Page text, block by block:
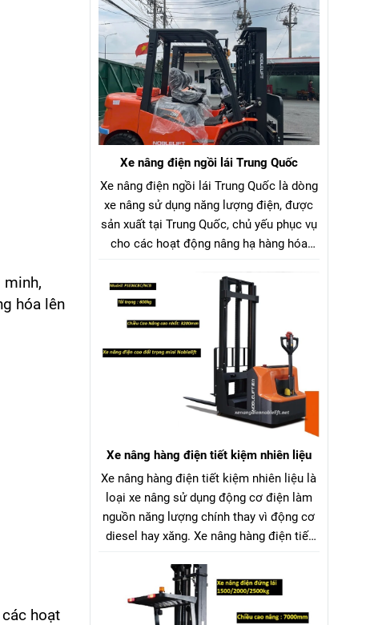
minh,
hóa lên
hoạt
máy, kho bãi, xưởng sản xuất. Với tải
trọng nâng phù hợp, xe có thể dễ dàng di
chuyển và nâng hạ nhiều loại hàng hóa
như pallet, vật liệu đóng kiện, thùng hàng,
v.v…
Xe nâng điện ngồi lái Trung Quốc
Xe nâng điện ngồi lái Trung Quốc là dòng
xe nâng sử dụng năng lượng điện, được
sản xuất tại Trung Quốc, chủ yếu phục vụ
cho các hoạt động nâng hạ hàng hóa
bãi,... Xe nâng điện ngồi lái Trung Quốc
vận hành bằng bình ắc quy chì hoặc pin
Lithium, giúp tiết kiệm nhiên liệu và thân
thiện với môi trường so với xe nâng dầu
hoặc xăng.
Xe nâng hàng điện tiết kiệm nhiên liệu
Xe nâng hàng điện tiết kiệm nhiên liệu là
loại xe nâng sử dụng động cơ điện làm
nguồn năng lượng chính thay vì động cơ
diesel hay xăng. Xe nâng hàng điện tiết
cung cấp từ ắc quy chì-axit hoặc pin
Lithium-ion, tùy thuộc vào model xe và
công nghệ sản xuất.